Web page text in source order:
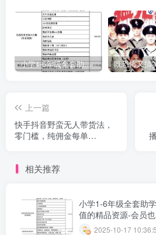
小学1-6年级全套助学资源包（9000GB）(超值的精品资源-会员也需单独购买哦)
上一篇
快手抖音野蛮无人带货法，
零门槛，纯佣金每单
相关推荐
小学1-6年级全套助
值的精品资源-会员
2025-10-17